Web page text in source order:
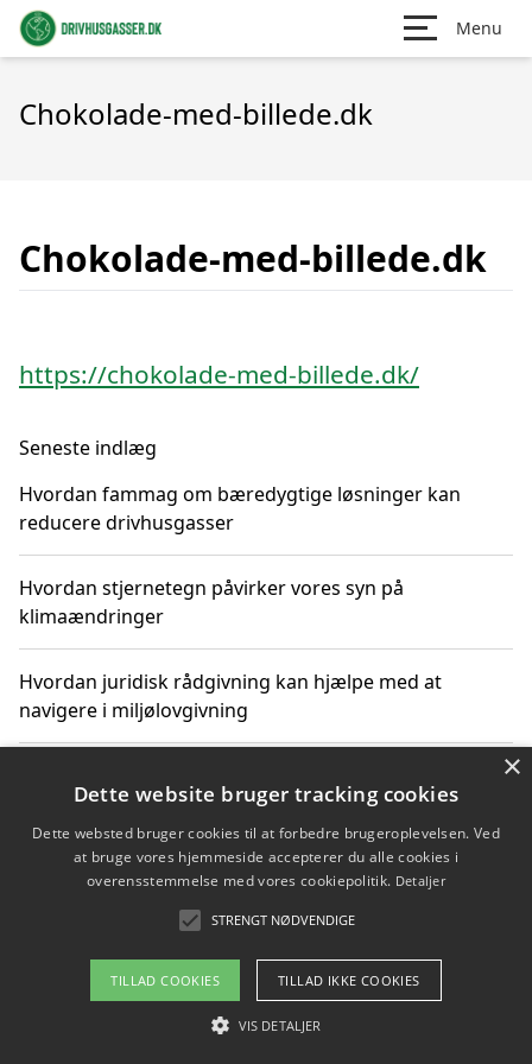
Menu
Chokolade-med-billede.dk
Chokolade-med-billede.dk
https://chokolade-med-billede.dk/
Seneste indlæg
Hvordan fammag om bæredygtige løsninger kan
reducere drivhusgasser
Hvordan stjernetegn påvirker vores syn på
klimaændringer
Hvordan juridisk rådgivning kan hjælpe med at
navigere i miljølovgivning
Hvordan spil og underholdning online kan inspirere til
bæredygtige valg
Køb produkter i danske webshops for at spare på
transport og nedbringe CO2-udledning
Copyright 2026 - Pilanto Aps
Om / kontakt
×
Dette website bruger tracking cookies
Dette websted bruger cookies til at forbedre brugeroplevelsen. Ved
at bruge vores hjemmeside accepterer du alle cookies i
overensstemmelse med vores cookiepolitik. Detaljer
STRENGT NØDVENDIGE
TILLAD COOKIES TILLAD IKKE COOKIES
VIS DETALJER